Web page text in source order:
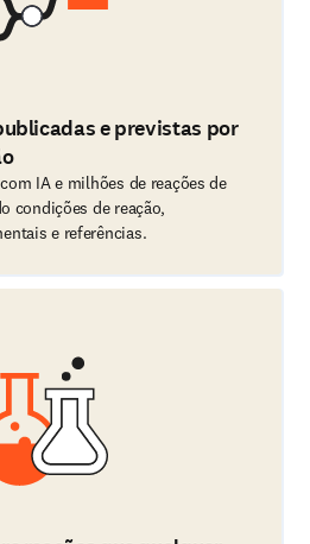
e previstas por
IA e milhões de reações de
condições de reação,
e referências.